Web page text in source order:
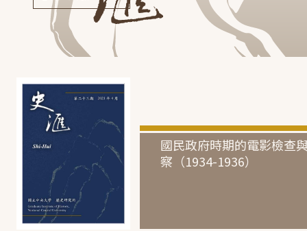
國民政府時期的電影檢查
察（1934-1936）